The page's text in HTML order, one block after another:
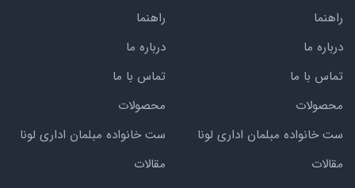
راهنما
درباره ما
تماس با ما
محصولات
ست خانواده مبلمان اداری لونا
مقالات
راهنما
درباره ما
تماس با ما
محصولات
ست خانواده مبلمان اداری لونا
مقالات